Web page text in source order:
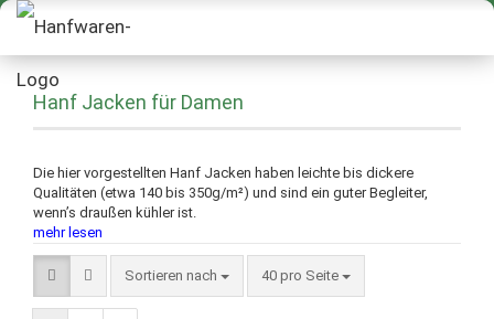
Hanf Jacken für Damen
Die hier vorgestellten Hanf Jacken haben leichte bis dickere
Qualitäten (etwa 140 bis 350g/m²) und sind ein guter Begleiter,
wenn’s draußen kühler ist.
mehr lesen
Sortieren nach 40 pro Seite